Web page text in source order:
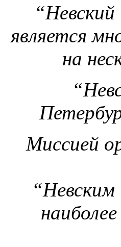
является
на
Миссией